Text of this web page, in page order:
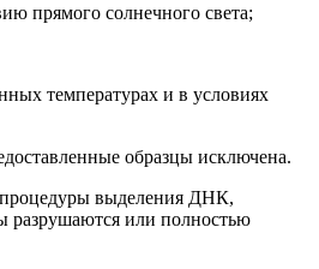
прямого солнечного света;
температурах и в условиях
образцы исключена.
процедуры выделения ДНК,
разрушаются или полностью